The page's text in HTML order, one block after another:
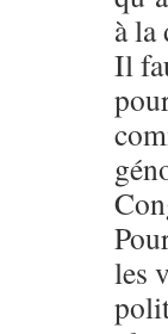
à la
Il
les